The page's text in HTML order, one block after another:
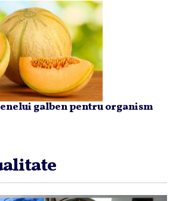
galben pentru organism